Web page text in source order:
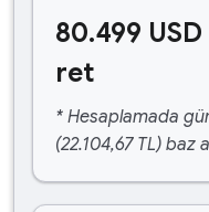
80.499
ret
* Hesaplamada
(22.104,67 TL) baz